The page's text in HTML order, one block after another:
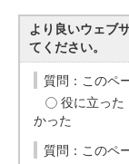
より良いウェブ
てください。
質問：このペ
役に立った
かった
質問：このペ